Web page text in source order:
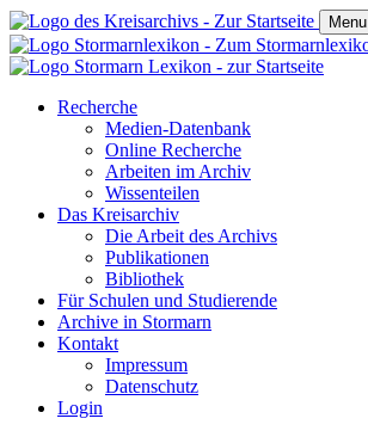
Menu
Recherche
Medien-Datenbank
Online Recherche
Arbeiten im Archiv
Wissenteilen
Das Kreisarchiv
Die Arbeit des Archivs
Publikationen
Bibliothek
Für Schulen und Studierende
Archive in Stormarn
Kontakt
Impressum
Datenschutz
Login